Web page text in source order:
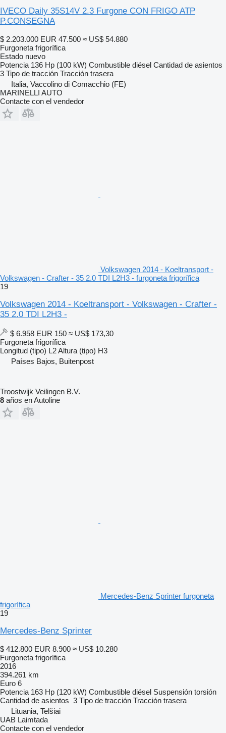
IVECO Daily 35S14V 2.3 Furgone CON FRIGO ATP
P.CONSEGNA
$ 2.203.000 EUR 47.500 ≈ US$ 54.880
Furgoneta frigorífica
Estado nuevo
Potencia 136 Hp (100 kW) Combustible diésel Cantidad de asientos
3 Tipo de tracción Tracción trasera
Italia, Vaccolino di Comacchio (FE)
MARINELLI AUTO
Contacte con el vendedor
Volkswagen 2014 - Koeltransport -
Volkswagen - Crafter - 35 2.0 TDI L2H3 - furgoneta frigorífica
19
Volkswagen 2014 - Koeltransport - Volkswagen - Crafter -
35 2.0 TDI L2H3 -
$ 6.958 EUR 150 ≈ US$ 173,30
Furgoneta frigorífica
Longitud (tipo) L2Altura (tipo) H3
Países Bajos, Buitenpost
Troostwijk Veilingen B.V.
8 años en Autoline
Mercedes-Benz Sprinter furgoneta
frigorífica
19
Mercedes-Benz Sprinter
$ 412.800 EUR 8.900 ≈ US$ 10.280
Furgoneta frigorífica
2016
394.261 km
Euro 6
Potencia 163 Hp (120 kW) Combustible diésel Suspensión torsión
Cantidad de asientos 3 Tipo de tracción Tracción trasera
Lituania, Telšiai
UAB Laimtada
Contacte con el vendedor